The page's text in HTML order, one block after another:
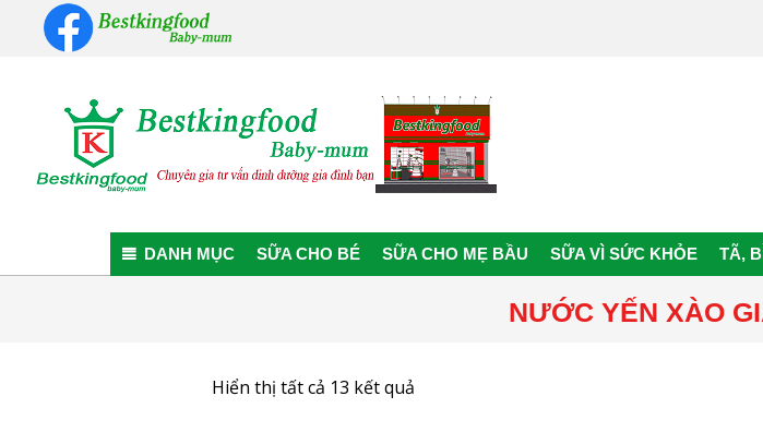
Baby-
mum
DANH MỤC SỮA CHO BÉ SỮA CHO MẸ BẦU SỮA VÌ SỨC KHỎE TÃ,
NƯỚC YẾN XÀO
Hiển thị tất cả 13 kết quả